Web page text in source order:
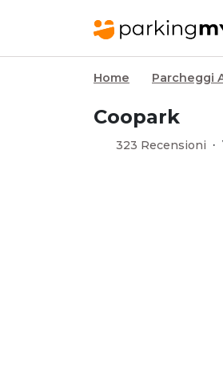
Home Parcheggi
Coopark
323 Recensioni ·